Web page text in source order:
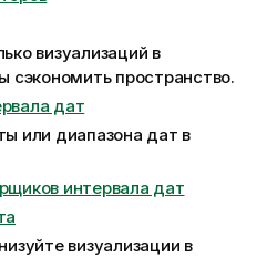
визуализаций в
сэкономить пространство.
дат
или диапазона дат в
интервала дат
визуализации в